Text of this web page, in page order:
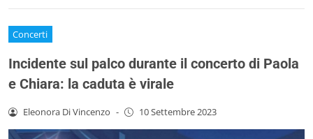
Concerti
Incidente sul palco durante il concerto di Paola
e Chiara: la caduta è virale
Eleonora Di Vincenzo - 10 Settembre 2023